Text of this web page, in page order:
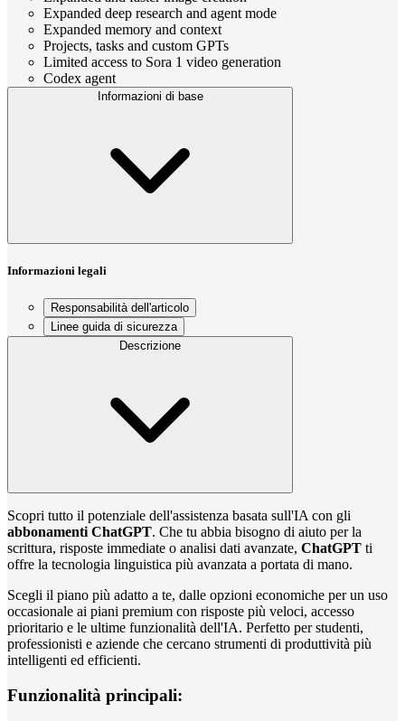
Expanded deep research and agent mode
Expanded memory and context
Projects, tasks and custom GPTs
Limited access to Sora 1 video generation
Codex agent
Informazioni di base
Informazioni legali
Responsabilità dell'articolo
Linee guida di sicurezza
Descrizione
Scopri tutto il potenziale dell'assistenza basata sull'IA con gli
abbonamenti ChatGPT. Che tu abbia bisogno di aiuto per la
scrittura, risposte immediate o analisi dati avanzate, ChatGPT ti
offre la tecnologia linguistica più avanzata a portata di mano.
Scegli il piano più adatto a te, dalle opzioni economiche per un uso
occasionale ai piani premium con risposte più veloci, accesso
prioritario e le ultime funzionalità dell'IA. Perfetto per studenti,
professionisti e aziende che cercano strumenti di produttività più
intelligenti ed efficienti.
Funzionalità principali: